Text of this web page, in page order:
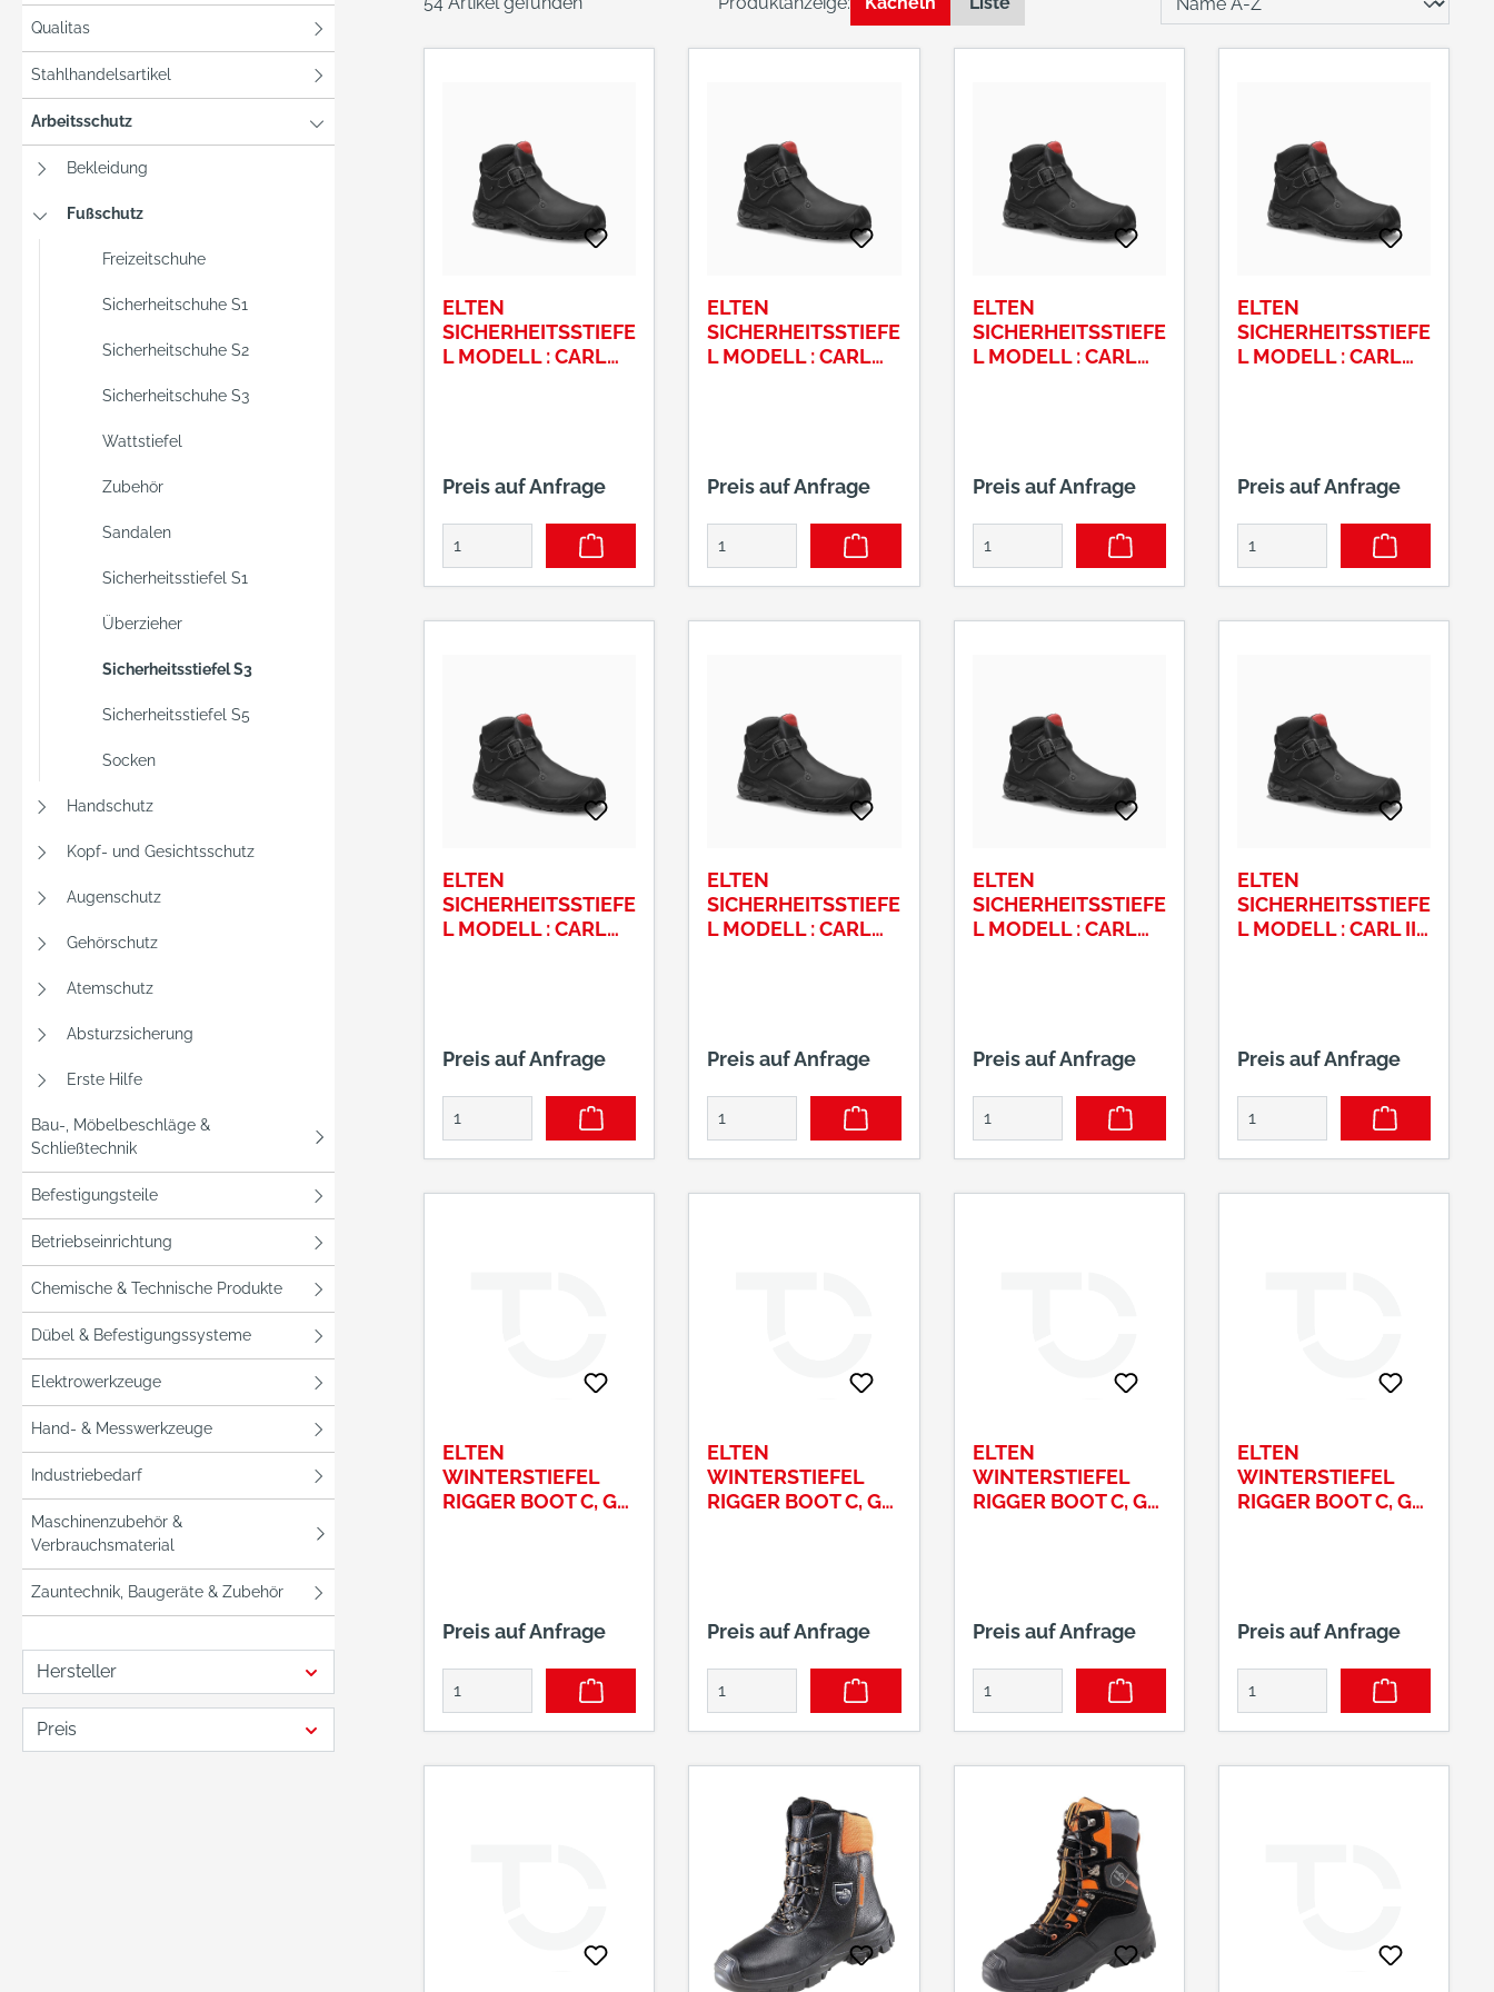
Qualitas
Stahlhandelsartikel
Arbeitsschutz
Bekleidung
Fußschutz
Freizeitschuhe
Sicherheitschuhe S1
Sicherheitschuhe S2
Sicherheitschuhe S3
Wattstiefel
Zubehör
Sandalen
Sicherheitsstiefel S1
Überzieher
Sicherheitsstiefel S3
Sicherheitsstiefel S5
Socken
Handschutz
Kopf- und Gesichtsschutz
Augenschutz
Gehörschutz
Atemschutz
Absturzsicherung
Erste Hilfe
Bau-, Möbelbeschläge &
Schließtechnik
Befestigungsteile
Betriebseinrichtung
Chemische & Technische Produkte
Dübel & Befestigungssysteme
Elektrowerkzeuge
Hand- & Messwerkzeuge
Industriebedarf
Maschinenzubehör &
Verbrauchsmaterial
Zauntechnik, Baugeräte & Zubehör
Hersteller
Preis
ELTEN
SICHERHEITSSTIEFE
L MODELL : CARL
Preis auf Anfrage
ELTEN
SICHERHEITSSTIEFE
L MODELL : CARL
Preis auf Anfrage
ELTEN
SICHERHEITSSTIEFE
L MODELL : CARL
Preis auf Anfrage
ELTEN
SICHERHEITSSTIEFE
L MODELL : CARL
Preis auf Anfrage
ELTEN
SICHERHEITSSTIEFE
L MODELL : CARL
Preis auf Anfrage
ELTEN
SICHERHEITSSTIEFE
L MODELL : CARL
Preis auf Anfrage
ELTEN
SICHERHEITSSTIEFE
L MODELL : CARL
Preis auf Anfrage
ELTEN
SICHERHEITSSTIEFE
L MODELL : CARL II
Preis auf Anfrage
ELTEN
WINTERSTIEFEL
RIGGER BOOT C, GR.
Preis auf Anfrage
ELTEN
WINTERSTIEFEL
RIGGER BOOT C, GR.
Preis auf Anfrage
ELTEN
WINTERSTIEFEL
RIGGER BOOT C, GR.
Preis auf Anfrage
ELTEN
WINTERSTIEFEL
RIGGER BOOT C, GR.
Preis auf Anfrage